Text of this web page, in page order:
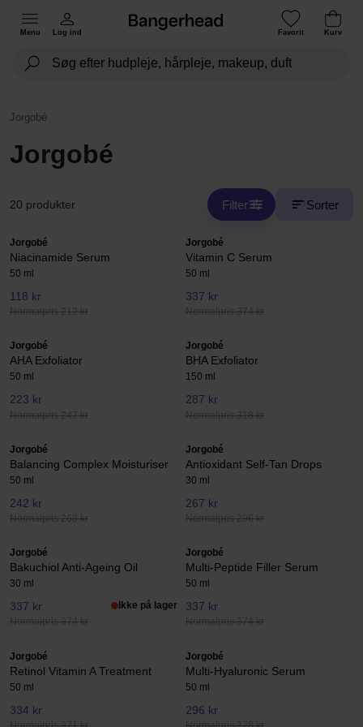
Menu Log ind Favorit Kurv
Jorgobé
Jorgobé
20 produkter Filter Sorter
Jorgobé
Niacinamide Serum
50 ml
118 kr
Normalpris 212 kr
Jorgobé
Vitamin C Serum
50 ml
337 kr
Normalpris 374 kr
Jorgobé
AHA Exfoliator
50 ml
223 kr
Normalpris 247 kr
Jorgobé
BHA Exfoliator
150 ml
287 kr
Normalpris 318 kr
Jorgobé
Balancing Complex Moisturiser
50 ml
242 kr
Normalpris 268 kr
Jorgobé
Antioxidant Self-Tan Drops
30 ml
267 kr
Normalpris 296 kr
Jorgobé
Bakuchiol Anti-Ageing Oil
30 ml
337 kr
Normalpris 374 kr
Ikke på lager
Jorgobé
Multi-Peptide Filler Serum
50 ml
337 kr
Normalpris 374 kr
Jorgobé
Retinol Vitamin A Treatment
50 ml
334 kr
Jorgobé
Multi-Hyaluronic Serum
50 ml
296 kr